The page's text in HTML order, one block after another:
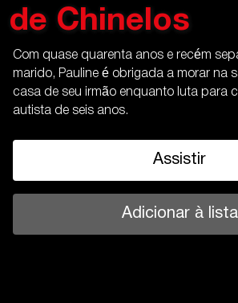
de Chinelos
Com quase quarenta anos e recém
marido, Pauline é obrigada a morar na
casa de seu irmão enquanto luta para
autista de seis anos.
Assistir
Adicionar à lista